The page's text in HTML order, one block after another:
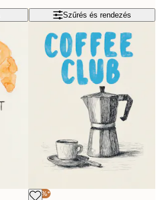
Szűrés és rendezés
-30%*